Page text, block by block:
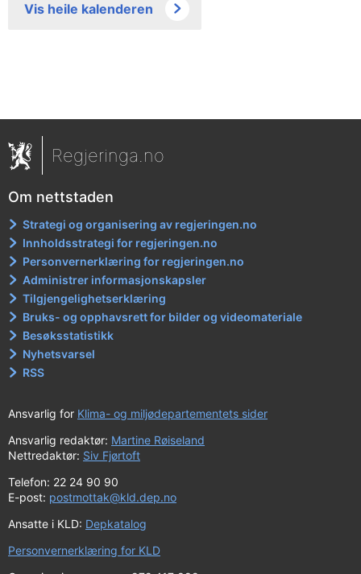
Vis heile kalenderen
Regjeringa.no
Om nettstaden
Strategi og organisering av regjeringen.no
Innholdsstrategi for regjeringen.no
Personvernerklæring for regjeringen.no
Administrer informasjonskapsler
Tilgjengelighetserklæring
Bruks- og opphavsrett for bilder og videomateriale
Besøksstatistikk
Nyhetsvarsel
RSS
Ansvarlig for Klima- og miljødepartementets sider
Ansvarlig redaktør: Martine Røiseland
Nettredaktør: Siv Fjørtoft
Telefon: 22 24 90 90
E-post: postmottak@kld.dep.no
Ansatte i KLD: Depkatalog
Personvernerklæring for KLD